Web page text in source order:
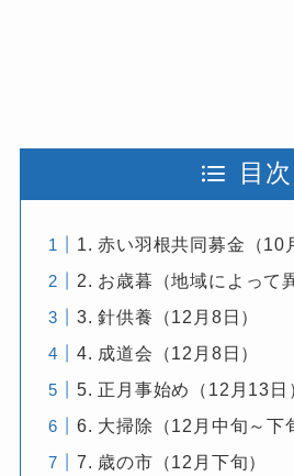
目次
1. 赤い羽根共同募金（10
2. お歳暮（地域によって
3. 針供養（12月8日）
4. 成道会（12月8日）
5. 正月事始め（12月13日
6. 大掃除（12月中旬～下
7. 歳の市（12月下旬）